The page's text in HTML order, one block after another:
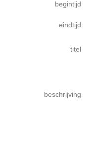
begintijd
eindtijd
titel
beschrijving